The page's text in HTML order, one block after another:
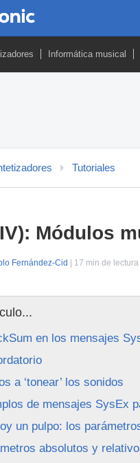
Informática musical
Tutoriales
Módulos
Fernández-Cid | 17 min de lectura
en los mensajes
a ‘tonear’ los sonidos
de mensajes SysEx
un pulpo: los parámetros
absolutos y